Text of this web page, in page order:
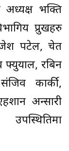
भक्ति
प्रुखहरु
पटेल, चेत
रबिन
कार्की,
अन्सारी